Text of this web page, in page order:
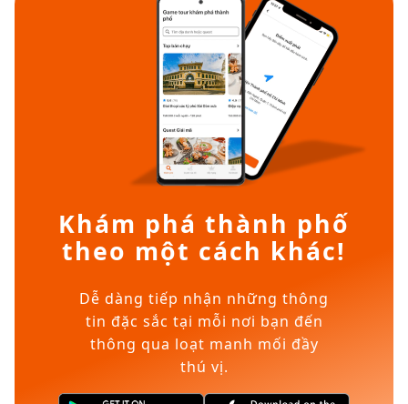
Khám phá thành phố
theo một cách khác!
Dễ dàng tiếp nhận những thông
tin đặc sắc tại mỗi nơi bạn đến
thông qua loạt manh mối đầy
thú vị.